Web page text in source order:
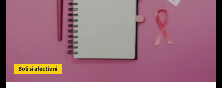
Boli si afectiuni